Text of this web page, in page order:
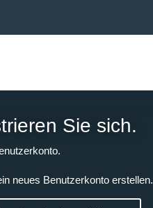
Sie sich.
neues Benutzerkonto erstellen.